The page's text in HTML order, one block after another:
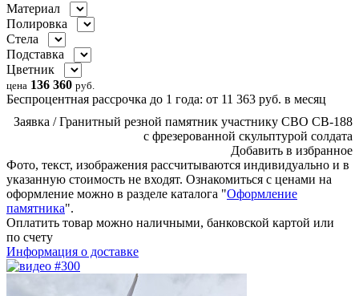
Материал
Полировка
Стела
Подставка
Цветник
цена 136 360 руб.
Беспроцентная рассрочка до 1 года: от 11 363 руб. в месяц
Заявка / Гранитный резной памятник участнику СВО СВ-188
с фрезерованной скульптурой солдата
Добавить в избранное
Фото, текст, изображения рассчитываются индивидуально и в
указанную стоимость не входят. Ознакомиться с ценами на
оформление можно в разделе каталога "Оформление
памятника".
Оплатить товар можно наличными, банковской картой или
по счету
Информация о доставке